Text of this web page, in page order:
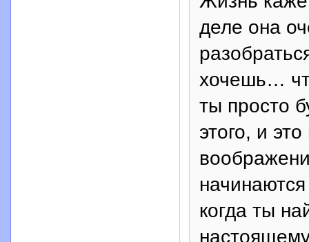
деле она
хочешь…
ты просто
этого, и
когда ты